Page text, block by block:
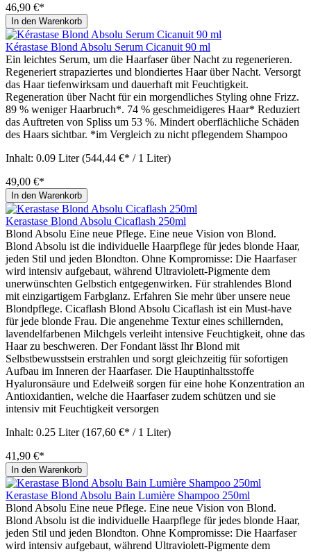
46,90 €*
In den Warenkorb
Kérastase Blond Absolu Serum Cicanuit 90 ml
Ein leichtes Serum, um die Haarfaser über Nacht zu regenerieren.
Regeneriert strapaziertes und blondiertes Haar über Nacht. Versorgt
das Haar tiefenwirksam und dauerhaft mit Feuchtigkeit.
Regeneration über Nacht für ein morgendliches Styling ohne Frizz.
89 % weniger Haarbruch*. 74 % geschmeidigeres Haar* Reduziert
das Auftreten von Spliss um 53 %. Mindert oberflächliche Schäden
des Haars sichtbar. *im Vergleich zu nicht pflegendem Shampoo
Inhalt: 0.09 Liter(544,44 €* / 1 Liter)
49,00 €*
In den Warenkorb
Kerastase Blond Absolu Cicaflash 250ml
Blond Absolu Eine neue Pflege. Eine neue Vision von Blond.
Blond Absolu ist die individuelle Haarpflege für jedes blonde Haar,
jeden Stil und jeden Blondton. Ohne Kompromisse: Die Haarfaser
wird intensiv aufgebaut, während Ultraviolett-Pigmente dem
unerwünschten Gelbstich entgegenwirken. Für strahlendes Blond
mit einzigartigem Farbglanz. Erfahren Sie mehr über unsere neue
Blondpflege. Cicaflash Blond Absolu Cicaflash ist ein Must-have
für jede blonde Frau. Die angenehme Textur eines schillernden,
lavendelfarbenen Milchgels verleiht intensive Feuchtigkeit, ohne das
Haar zu beschweren. Der Fondant lässt Ihr Blond mit
Selbstbewusstsein erstrahlen und sorgt gleichzeitig für sofortigen
Aufbau im Inneren der Haarfaser. Die Hauptinhaltsstoffe
Hyaluronsäure und Edelweiß sorgen für eine hohe Konzentration an
Antioxidantien, welche die Haarfaser zudem schützen und sie
intensiv mit Feuchtigkeit versorgen
Inhalt: 0.25 Liter(167,60 €* / 1 Liter)
41,90 €*
In den Warenkorb
Kerastase Blond Absolu Bain Lumière Shampoo 250ml
Blond Absolu Eine neue Pflege. Eine neue Vision von Blond.
Blond Absolu ist die individuelle Haarpflege für jedes blonde Haar,
jeden Stil und jeden Blondton. Ohne Kompromisse: Die Haarfaser
wird intensiv aufgebaut, während Ultraviolett-Pigmente dem